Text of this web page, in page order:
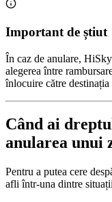
Important de știut
În caz de anulare,
alegerea între
înlocuire către destinația
Când ai
anularea unui
Pentru a putea cere
afli într-una dintre